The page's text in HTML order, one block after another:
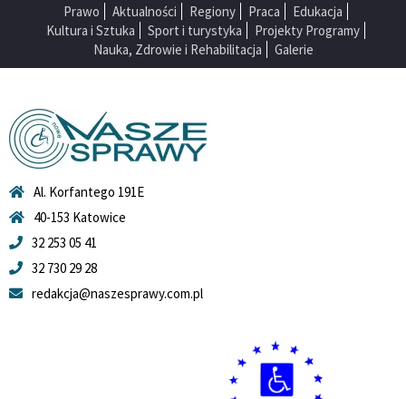
Prawo Aktualności Regiony Praca
Edukacja
Kultura i Sztuka
Sport i turystyka
Projekty Programy
Nauka, Zdrowie i Rehabilitacja
Galerie
Al. Korfantego 191E
40-153 Katowice
32 253 05 41
32 730 29 28
redakcja@naszesprawy.com.pl